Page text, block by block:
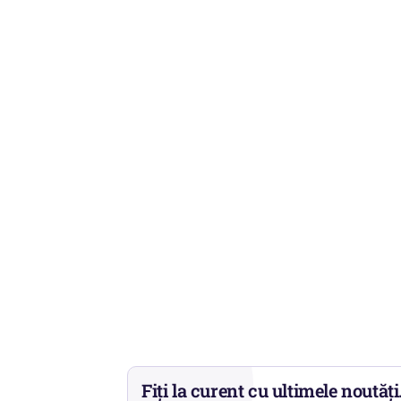
Fiți la curent cu ultimele